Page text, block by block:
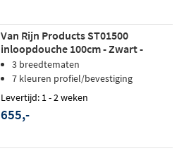
Van Rijn Products ST01500
inloopdouche 100cm - Zwart -
Satijnglas
3 breedtematen
7 kleuren profiel/bevestiging
Levertijd: 1 - 2 weken
655,-